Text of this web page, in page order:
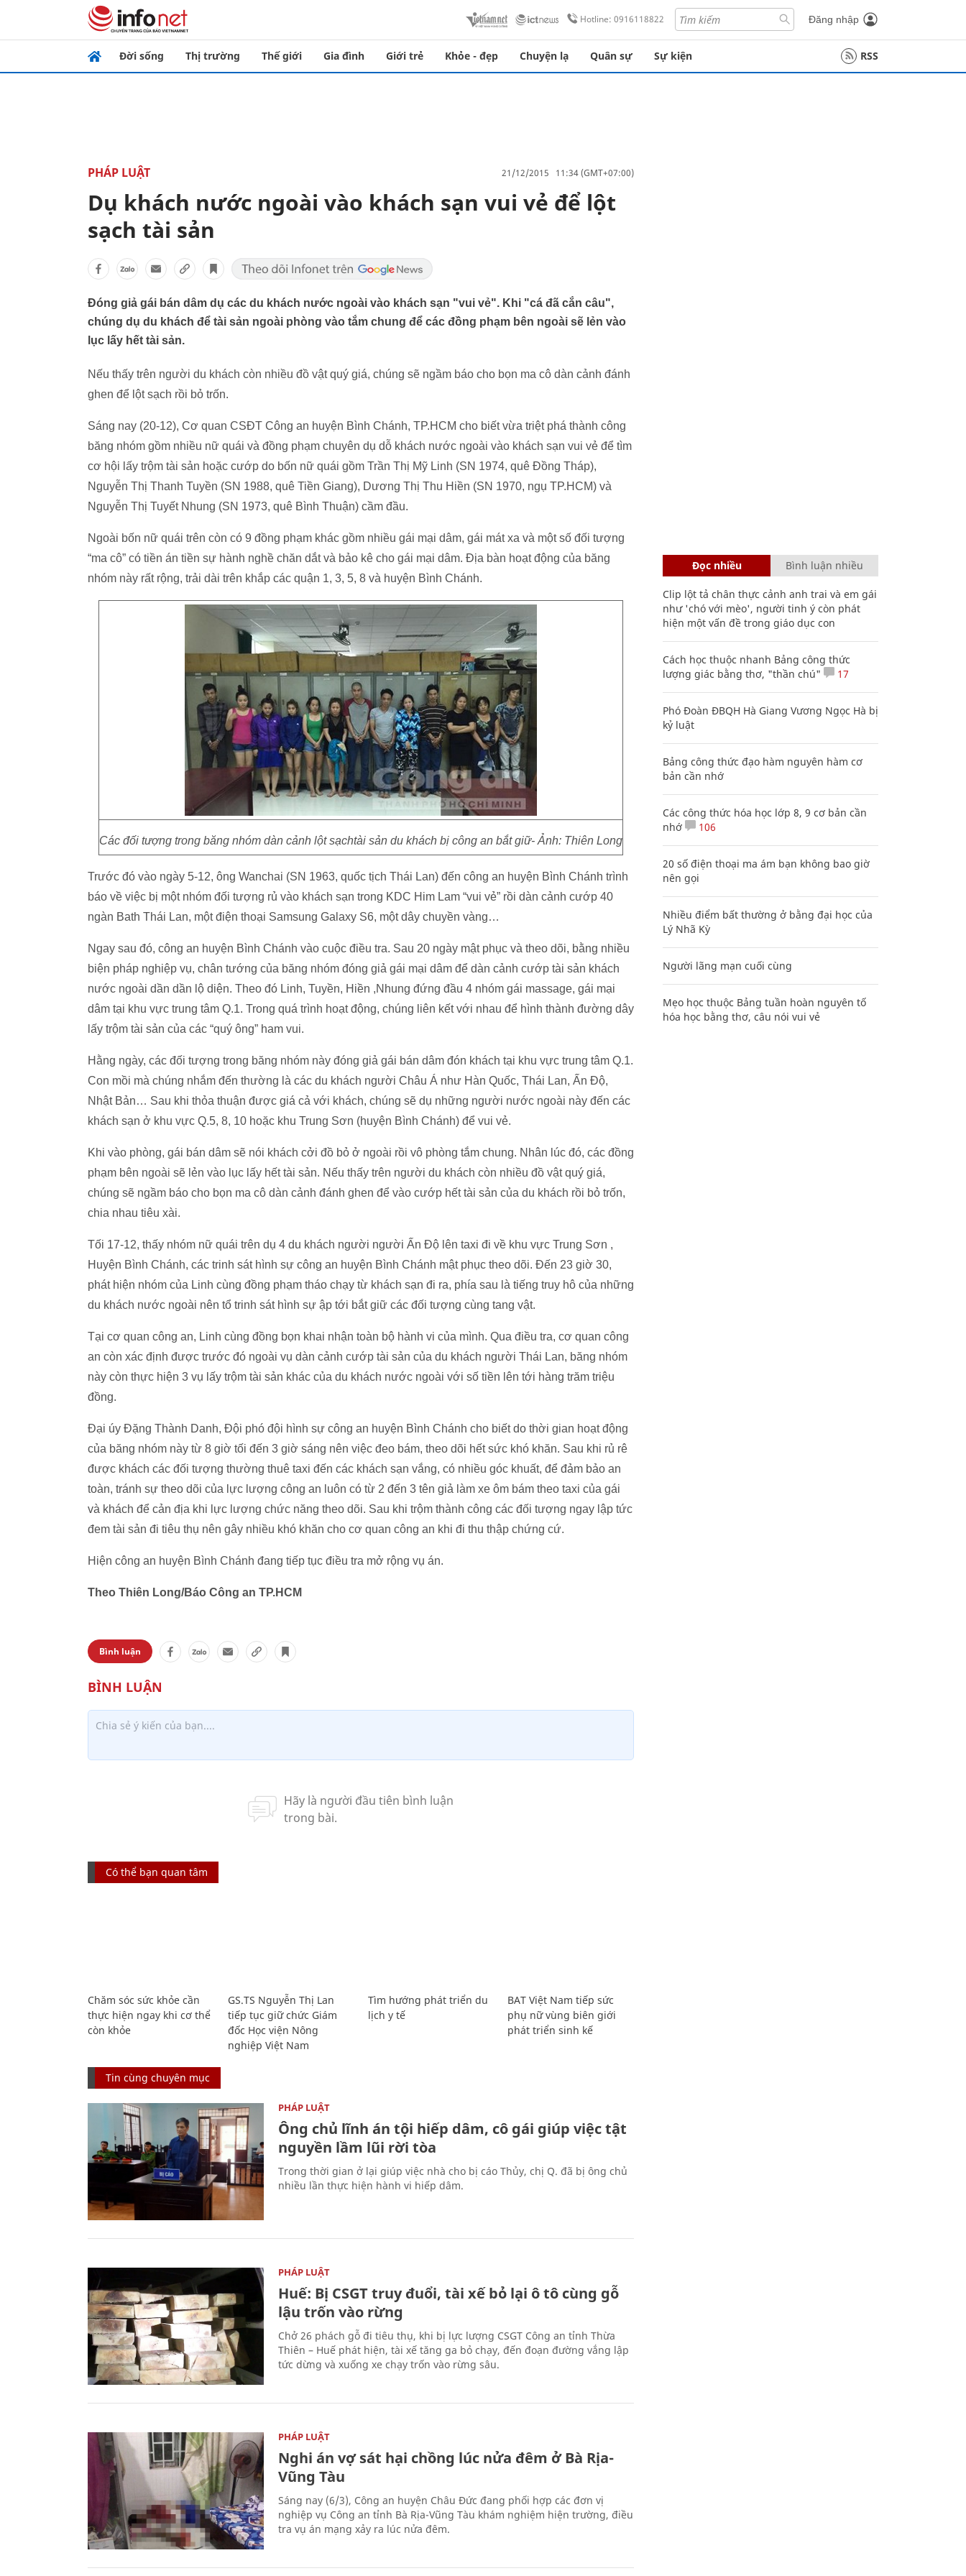
Hotline: 0916118822 Đăng nhập
Đời sống Thị trường Thế giới Gia đình Giới trẻ Khỏe - đẹp Chuyện lạ Quân sự Sự kiện RSS
PHÁP LUẬT 21/12/2015 11:34 (GMT+07:00)
Dụ khách nước ngoài vào khách sạn vui vẻ để lột
sạch tài sản
Đóng giả gái bán dâm dụ các du khách nước ngoài vào khách sạn "vui vẻ". Khi "cá đã cắn câu",
chúng dụ du khách để tài sản ngoài phòng vào tắm chung để các đồng phạm bên ngoài sẽ lẻn vào
lục lấy hết tài sản.
Nếu thấy trên người du khách còn nhiều đồ vật quý giá, chúng sẽ ngầm báo cho bọn ma cô dàn cảnh đánh
ghen để lột sạch rồi bỏ trốn.
Sáng nay (20-12), Cơ quan CSĐT Công an huyện Bình Chánh, TP.HCM cho biết vừa triệt phá thành công
băng nhóm gồm nhiều nữ quái và đồng phạm chuyên dụ dỗ khách nước ngoài vào khách sạn vui vẻ để tìm
cơ hội lấy trộm tài sản hoặc cướp do bốn nữ quái gồm Trần Thị Mỹ Linh (SN 1974, quê Đồng Tháp),
Nguyễn Thị Thanh Tuyền (SN 1988, quê Tiền Giang), Dương Thị Thu Hiền (SN 1970, ngụ TP.HCM) và
Nguyễn Thị Tuyết Nhung (SN 1973, quê Bình Thuận) cầm đầu.
Ngoài bốn nữ quái trên còn có 9 đồng phạm khác gồm nhiều gái mại dâm, gái mát xa và một số đối tượng
“ma cô” có tiền án tiền sự hành nghề chăn dắt và bảo kê cho gái mại dâm. Địa bàn hoạt động của băng
nhóm này rất rộng, trải dài trên khắp các quận 1, 3, 5, 8 và huyện Bình Chánh.
Các đối tượng trong băng nhóm dàn cảnh lột sạchtài sản du khách bị công an bắt giữ- Ảnh: Thiên Long
Trước đó vào ngày 5-12, ông Wanchai (SN 1963, quốc tịch Thái Lan) đến công an huyện Bình Chánh trình
báo về việc bị một nhóm đối tượng rủ vào khách sạn trong KDC Him Lam “vui vẻ” rồi dàn cảnh cướp 40
ngàn Bath Thái Lan, một điện thoại Samsung Galaxy S6, một dây chuyền vàng…
Ngay sau đó, công an huyện Bình Chánh vào cuộc điều tra. Sau 20 ngày mật phục và theo dõi, bằng nhiều
biện pháp nghiệp vụ, chân tướng của băng nhóm đóng giả gái mại dâm để dàn cảnh cướp tài sản khách
nước ngoài dần dần lộ diện. Theo đó Linh, Tuyền, Hiền ,Nhung đứng đầu 4 nhóm gái massage, gái mại
dâm tại khu vực trung tâm Q.1. Trong quá trình hoạt động, chúng liên kết với nhau để hình thành đường dây
lấy trộm tài sản của các “quý ông” ham vui.
Hằng ngày, các đối tượng trong băng nhóm này đóng giả gái bán dâm đón khách tại khu vực trung tâm Q.1.
Con mồi mà chúng nhắm đến thường là các du khách người Châu Á như Hàn Quốc, Thái Lan, Ấn Độ,
Nhật Bản… Sau khi thỏa thuận được giá cả với khách, chúng sẽ dụ những người nước ngoài này đến các
khách sạn ở khu vực Q.5, 8, 10 hoặc khu Trung Sơn (huyện Bình Chánh) để vui vẻ.
Khi vào phòng, gái bán dâm sẽ nói khách cởi đồ bỏ ở ngoài rồi vô phòng tắm chung. Nhân lúc đó, các đồng
phạm bên ngoài sẽ lẻn vào lục lấy hết tài sản. Nếu thấy trên người du khách còn nhiều đồ vật quý giá,
chúng sẽ ngầm báo cho bọn ma cô dàn cảnh đánh ghen để vào cướp hết tài sản của du khách rồi bỏ trốn,
chia nhau tiêu xài.
Tối 17-12, thấy nhóm nữ quái trên dụ 4 du khách người người Ấn Độ lên taxi đi về khu vực Trung Sơn ,
Huyện Bình Chánh, các trinh sát hình sự công an huyện Bình Chánh mật phục theo dõi. Đến 23 giờ 30,
phát hiện nhóm của Linh cùng đồng phạm tháo chạy từ khách sạn đi ra, phía sau là tiếng truy hô của những
du khách nước ngoài nên tổ trinh sát hình sự ập tới bắt giữ các đối tượng cùng tang vật.
Tại cơ quan công an, Linh cùng đồng bọn khai nhận toàn bộ hành vi của mình. Qua điều tra, cơ quan công
an còn xác định được trước đó ngoài vụ dàn cảnh cướp tài sản của du khách người Thái Lan, băng nhóm
này còn thực hiện 3 vụ lấy trộm tài sản khác của du khách nước ngoài với số tiền lên tới hàng trăm triệu
đồng.
Đại úy Đặng Thành Danh, Đội phó đội hình sự công an huyện Bình Chánh cho biết do thời gian hoạt động
của băng nhóm này từ 8 giờ tối đến 3 giờ sáng nên việc đeo bám, theo dõi hết sức khó khăn. Sau khi rủ rê
được khách các đối tượng thường thuê taxi đến các khách sạn vắng, có nhiều góc khuất, để đảm bảo an
toàn, tránh sự theo dõi của lực lượng công an luôn có từ 2 đến 3 tên giả làm xe ôm bám theo taxi của gái
và khách để cản địa khi lực lượng chức năng theo dõi. Sau khi trộm thành công các đối tượng ngay lập tức
đem tài sản đi tiêu thụ nên gây nhiều khó khăn cho cơ quan công an khi đi thu thập chứng cứ.
Hiện công an huyện Bình Chánh đang tiếp tục điều tra mở rộng vụ án.
Theo Thiên Long/Báo Công an TP.HCM
Bình luận
Có thể bạn quan tâm
Chăm sóc sức khỏe cần
thực hiện ngay khi cơ thể
còn khỏe
GS.TS Nguyễn Thị Lan
tiếp tục giữ chức Giám
đốc Học viện Nông
nghiệp Việt Nam
Tìm hướng phát triển du
lịch y tế
BAT Việt Nam tiếp sức
phụ nữ vùng biên giới
phát triển sinh kế
Tin cùng chuyên mục
PHÁP LUẬT
Ông chủ lĩnh án tội hiếp dâm, cô gái giúp việc tật
nguyền lầm lũi rời tòa
Trong thời gian ở lại giúp việc nhà cho bị cáo Thủy, chị Q. đã bị ông chủ
nhiều lần thực hiện hành vi hiếp dâm.
PHÁP LUẬT
Huế: Bị CSGT truy đuổi, tài xế bỏ lại ô tô cùng gỗ
lậu trốn vào rừng
Chở 26 phách gỗ đi tiêu thụ, khi bị lực lượng CSGT Công an tỉnh Thừa
Thiên – Huế phát hiện, tài xế tăng ga bỏ chạy, đến đoạn đường vắng lập
tức dừng và xuống xe chạy trốn vào rừng sâu.
PHÁP LUẬT
Nghi án vợ sát hại chồng lúc nửa đêm ở Bà Rịa-
Vũng Tàu
Sáng nay (6/3), Công an huyện Châu Đức đang phối hợp các đơn vị
nghiệp vụ Công an tỉnh Bà Rịa-Vũng Tàu khám nghiệm hiện trường, điều
tra vụ án mạng xảy ra lúc nửa đêm.
Đọc nhiều Bình luận nhiều
Clip lột tả chân thực cảnh anh trai và em gái
như 'chó với mèo', người tinh ý còn phát
hiện một vấn đề trong giáo dục con
Cách học thuộc nhanh Bảng công thức
lượng giác bằng thơ, "thần chú"
17
Phó Đoàn ĐBQH Hà Giang Vương Ngọc Hà bị
kỷ luật
Bảng công thức đạo hàm nguyên hàm cơ
bản cần nhớ
Các công thức hóa học lớp 8, 9 cơ bản cần
nhớ
106
20 số điện thoại ma ám bạn không bao giờ
nên gọi
Nhiều điểm bất thường ở bằng đại học của
Lý Nhã Kỳ
Người lãng mạn cuối cùng
Mẹo học thuộc Bảng tuần hoàn nguyên tố
hóa học bằng thơ, câu nói vui vẻ